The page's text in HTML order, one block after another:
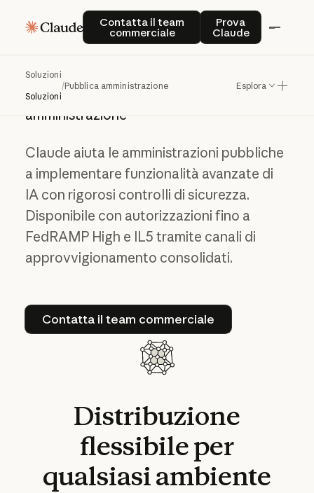
Contatta il team
commerciale
Contatta il team commerciale
Prova
Claude
Prova Claude
Soluzioni
Soluzioni
/Pubblica amministrazione Esplora
IA responsabile che
soddisfa le
esigenze della
pubblica
amministrazione
Claude aiuta le amministrazioni pubbliche
a implementare funzionalità avanzate di
IA con rigorosi controlli di sicurezza.
Disponibile con autorizzazioni fino a
FedRAMP High e IL5 tramite canali di
approvvigionamento consolidati.
Contatta il team commerciale
Contatta il team commerciale
Distribuzione
flessibileper
qualsiasiambiente